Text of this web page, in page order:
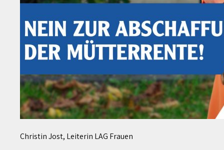
Christin Jost, Leiterin LAG Frauen